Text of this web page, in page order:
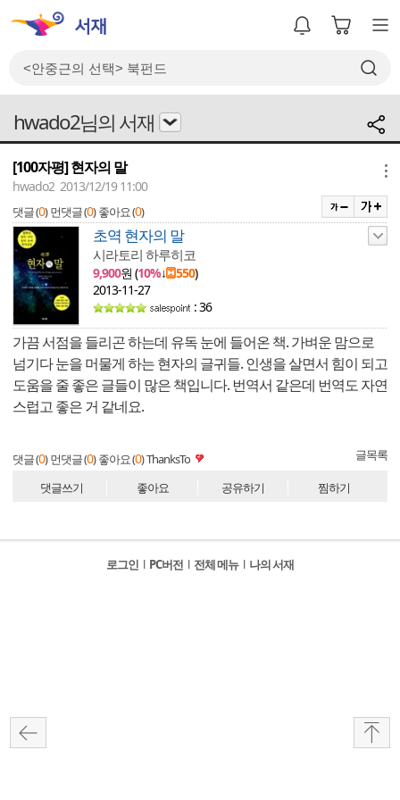
hwado2님의 서재
[100자평] 현자의 말
hwado2 2013/12/19 11:00
댓글 (0) 먼댓글 (0) 좋아요 (0)
초역 현자의 말
시라토리 하루히코
9,900원 (10%↓ 550)
2013-11-27
: 36
가끔 서점을 들리곤 하는데 유독 눈에 들어온 책. 가벼운 맘으로
넘기다 눈을 머물게 하는 현자의 글귀들. 인생을 살면서 힘이 되고
도움을 줄 좋은 글들이 많은 책입니다. 번역서 같은데 번역도 자연
스럽고 좋은 거 같네요.
댓글 (0) 먼댓글 (0) 좋아요 (0)ThanksTo 글목록
댓글쓰기 좋아요 공유하기 찜하기
로그인 l PC버전 l 전체 메뉴 l 나의 서재